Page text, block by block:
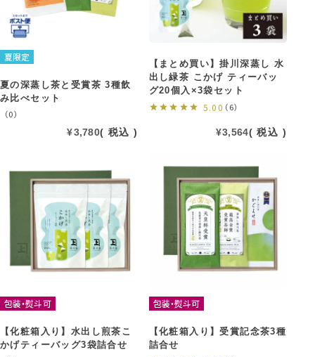
夏限定
夏の深蒸し茶と受賞茶 3種飲
み比べセット
（0）
¥3,780 税込
【まとめ買い】掛川深蒸し 水
出し緑茶 こかげ ティーバッ
グ20個入×3袋セット
5.00 （6）
¥3,564 税込
包装・熨斗可
【化粧箱入り】水出し煎茶こ
かげティーバッグ3袋詰合せ
包装・熨斗可
【化粧箱入り】受賞記念茶3種
詰合せ